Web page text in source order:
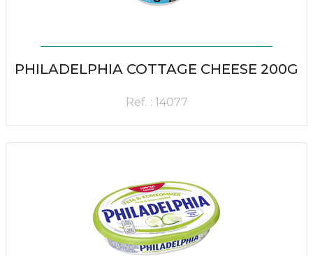
PHILADELPHIA COTTAGE CHEESE 200G
Ref. : 14077